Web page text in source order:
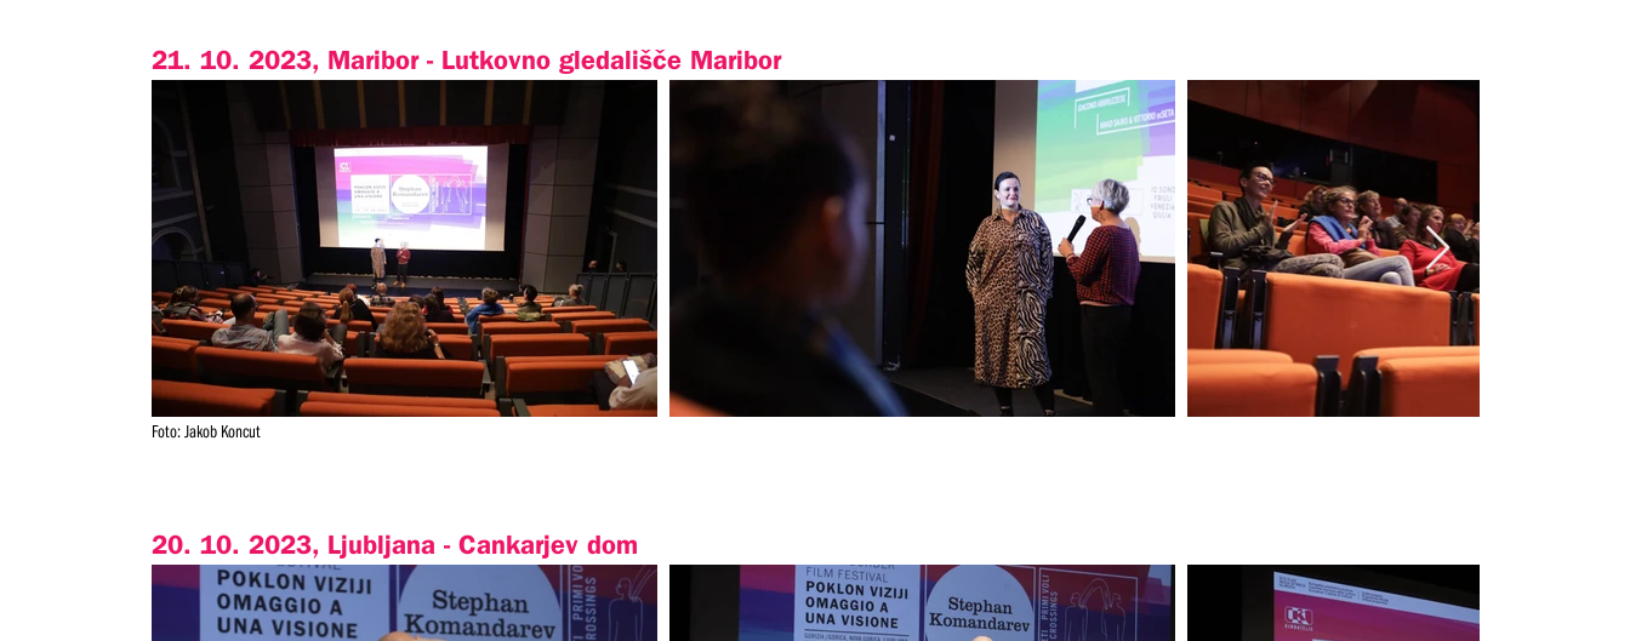
21. 10. 2023, Maribor - Lutkovno gledališče Maribor
Foto: Jakob Koncut
20. 10. 2023, Ljubljana - Cankarjev dom